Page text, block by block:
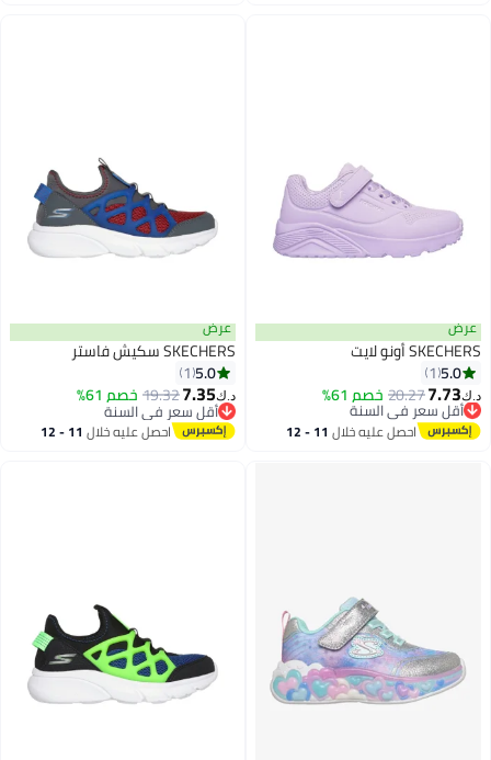
عرض
SKECHERS أونو لايت
5.0
1
د.ك‏7.73
20.27خصم 61%
أقل سعر في السنة
بتخلّص بسرعة
أقل سعر في السنة
احصل عليه خلال 11 - 12
عرض
SKECHERS سكيش فاستر
5.0
1
د.ك‏7.35
19.32خصم 61%
أقل سعر في السنة
أقل سعر في السنة
احصل عليه خلال 11 - 12